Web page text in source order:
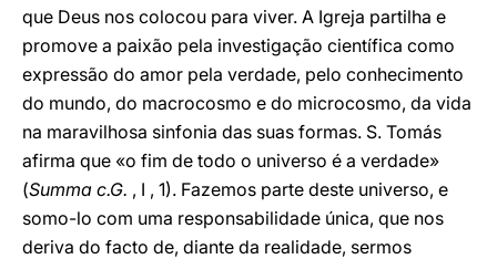
que Deus nos colocou para viver. A Igreja partilha e
promove a paixão pela investigação científica como
expressão do amor pela verdade, pelo conhecimento
do mundo, do macrocosmo e do microcosmo, da vida
na maravilhosa sinfonia das suas formas. S. Tomás
afirma que «o fim de todo o universo é a verdade»
(Summa c.G. , I , 1). Fazemos parte deste universo, e
somo-lo com uma responsabilidade única, que nos
deriva do facto de, diante da realidade, sermos